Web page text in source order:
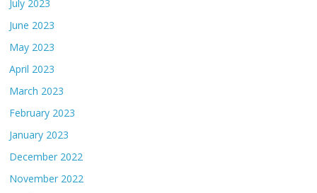
July 2023
June 2023
May 2023
April 2023
March 2023
February 2023
January 2023
December 2022
November 2022